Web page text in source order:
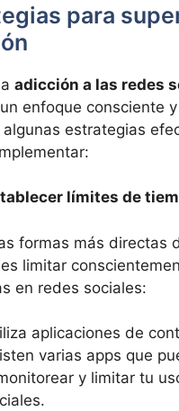
para
adicción a las redes
enfoque consciente
algunas estrategias
límites de
formas más directas
limitar
en redes sociales:
aplicaciones de
varias apps que
y limitar tu